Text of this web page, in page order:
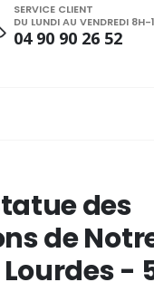
SERVICE CLIENT
DU LUNDI AU VENDREDI 8H-
04 90 90 26 52
des
de
-